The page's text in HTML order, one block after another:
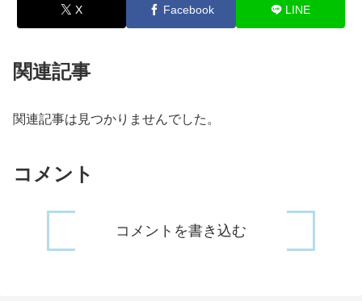
X Facebook LINE
関連記事
関連記事は見つかりませんでした。
コメント
コメントを書き込む